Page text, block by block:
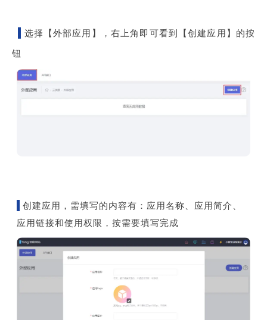
选择【外部应用】，右上角即可看到【创建应用】的按
钮
创建应用，需填写的内容有：应用名称、应用简介、
应用链接和使用权限，按需要填写完成